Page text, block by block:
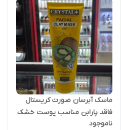
ماسک آبرسان صورت کریستال
فاقد پارابن مناسب پوست خشک
-آبرسان پوست
ناموجود